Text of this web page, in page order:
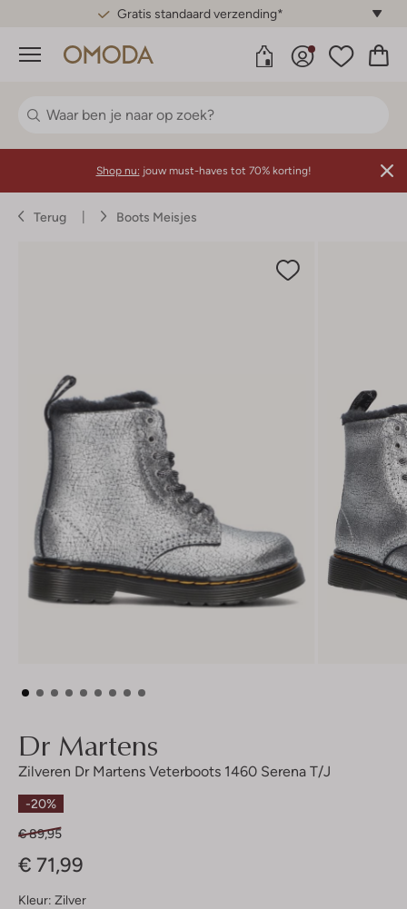
Gratis standaard verzending*
Menu
Shop nu: jouw must-haves tot 70% korting!
Terug Boots Meisjes
Dr Martens
Zilveren Dr Martens Veterboots 1460 Serena T/j
-20%
€ 89,95
€ 71,99
Kleur: Zilver